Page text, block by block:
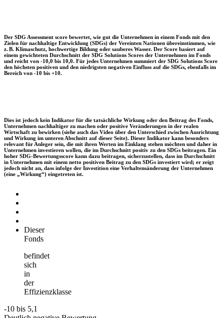
Der SDG Assessment score bewertet, wie gut die Unternehmen in einem Fonds mit den
Zielen für nachhaltige Entwicklung (SDGs) der Vereinten Nationen übereinstimmen, wie
z. B. Klimaschutz, hochwertige Bildung oder sauberes Wasser. Der Score basiert auf
einem gewichteten Durchschnitt der SDG Solutions Scores der Unternehmen im Fonds
und reicht von -10,0 bis 10,0. Für jedes Unternehmen summiert der SDG Solutions Score
den höchsten positiven und den niedrigsten negativen Einfluss auf die SDGs, ebenfalls im
Bereich von -10 bis +10.
Dies ist jedoch kein Indikator für die tatsächliche Wirkung oder den Beitrag des Fonds,
Unternehmen nachhaltiger zu machen oder positive Veränderungen in der realen
Wirtschaft zu bewirken (siehe auch das Video über den Unterschied zwischen Ausrichtung
und Wirkung im unteren Abschnitt auf dieser Seite). Dieser Indikator kann besonders
relevant für Anleger sein, die mit ihren Werten im Einklang stehen möchten und daher in
Unternehmen investieren wollen, die im Durchschnitt positiv zu den SDGs beitragen. Ein
hoher SDG-Bewertungsscore kann dazu beitragen, sicherzustellen, dass im Durchschnitt
in Unternehmen mit einem netto positiven Beitrag zu den SDGs investiert wird; er zeigt
jedoch nicht an, dass infolge der Investition eine Verhaltensänderung der Unternehmen
(eine „Wirkung“) eingetreten ist.
Dieser
Fonds
befindet
sich
in
der
Effizienzklasse
-10 bis 5,1